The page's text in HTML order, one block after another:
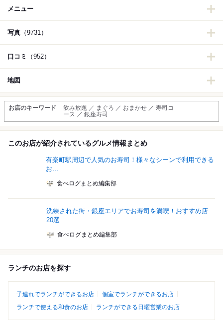
メニュー
写真 （9731）
口コミ （952）
地図
お店のキーワード
飲み放題 ／ まぐろ ／ おまかせ ／ 寿司コ
ース ／ 銀座寿司
このお店が紹介されているグルメ情報まとめ
有楽町駅周辺で人気のお寿司！様々なシーンで利用できる
お...
食べログまとめ編集部
洗練された街・銀座エリアでお寿司を満喫！おすすめ店
20選
食べログまとめ編集部
ランチのお店を探す
子連れでランチができるお店
個室でランチができるお店
ランチで使える和食のお店
ランチができる日曜営業のお店